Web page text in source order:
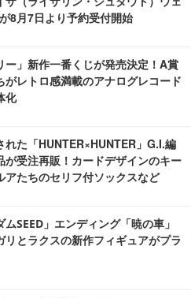
8月7日より予約受付開始
ー」新作一番くじが発売決定！A賞
がレトロ感満載のアナログレコード
化
れた「HUNTER×HUNTER」G.I.編
が受注再販！カードデザインのキー
アたちのセリフ付ソックスなど
ムSEED」エンディング「暁の車」
リとラクスの新作フィギュアがプラ